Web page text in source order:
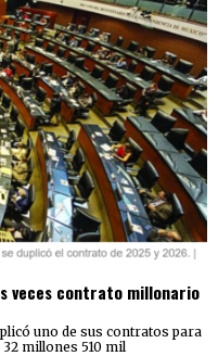
veces contrato millonario
uno de sus contratos para
millones 510 mil